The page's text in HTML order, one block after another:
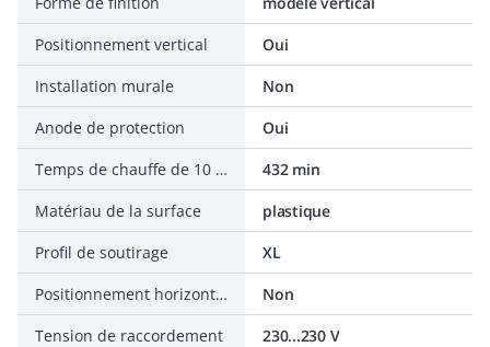
Positionnement vertical
Oui
Installation murale
Non
Anode de protection
Oui
Temps de chauffe de 10 à 65 °C
432 min
Matériau de la surface
plastique
Profil de soutirage
XL
Positionnement horizontal
Non
Tension de raccordement
230...230 V